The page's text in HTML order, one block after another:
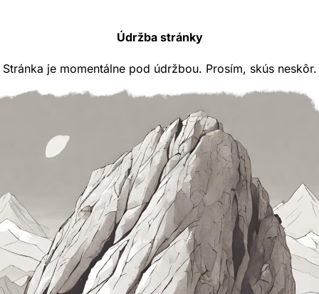
Údržba stránky
Stránka je momentálne pod údržbou. Prosím, skús neskôr.